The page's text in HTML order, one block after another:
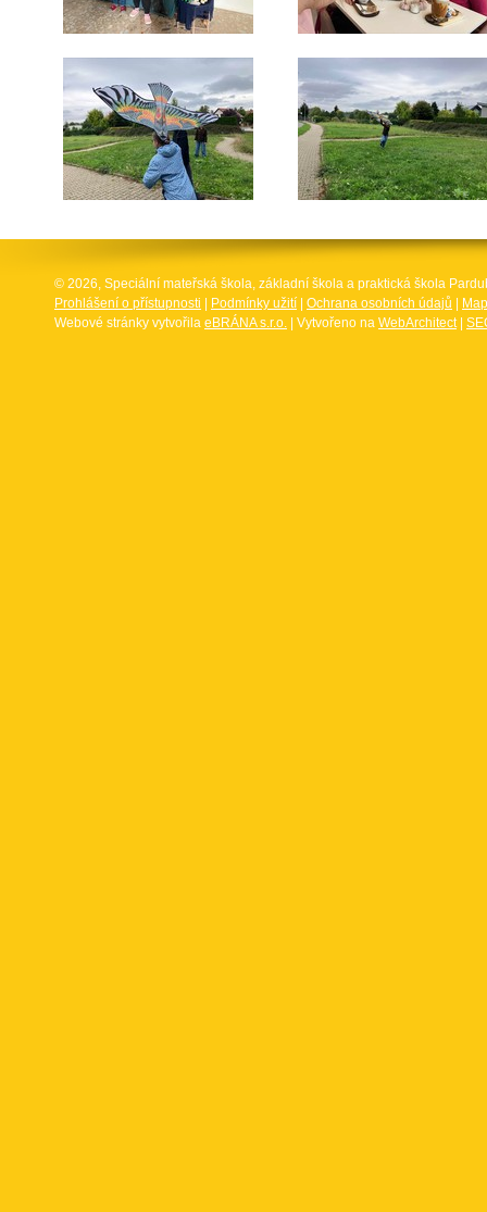
© 2026, Speciální mateřská škola, základní škola a praktická škola
Prohlášení o přístupnosti
Podmínky užití Ochrana osobních údajů
Webové stránky vytvořila eBRÁNA s.r.o. | Vytvořeno na WebArchitect|